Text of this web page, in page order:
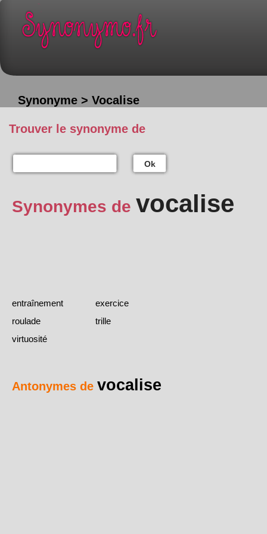
Synonyme > Vocalise
Trouver le synonyme de
Ok
Synonymes de vocalise
entraînement
exercice
roulade
trille
virtuosité
Antonymes de vocalise